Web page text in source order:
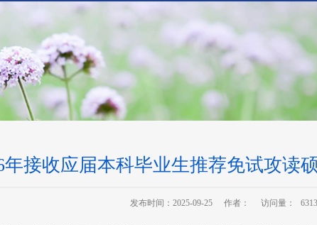
年接收应届本科毕业生推荐免试攻读
发布时间：2025-09-25 作者： 访问量： 6313